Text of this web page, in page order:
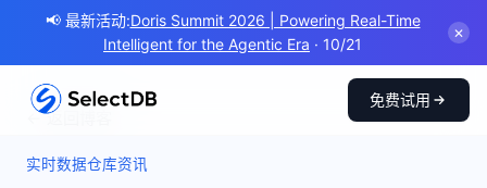
📢 最新活动:Doris Summit 2026 | Powering Real-Time
Intelligent for the Agentic Era · 10/21
✕
免费试用
← 返回博客
实时数据仓库资讯